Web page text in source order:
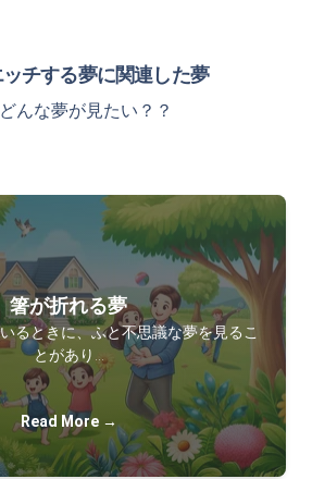
ッチする夢に関連した夢
んな夢が見たい？？
箸が折れる夢
るときに、ふと不思議な夢を見るこ
とがあり…
Read More →